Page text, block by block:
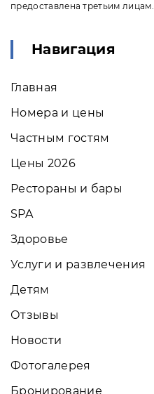
предоставлена третьим лицам.
Навигация
Главная
Номера и цены
Частным гостям
Цены 2026
Рестораны и бары
SPA
Здоровье
Услуги и развлечения
Детям
Отзывы
Новости
Фотогалерея
Бронирование